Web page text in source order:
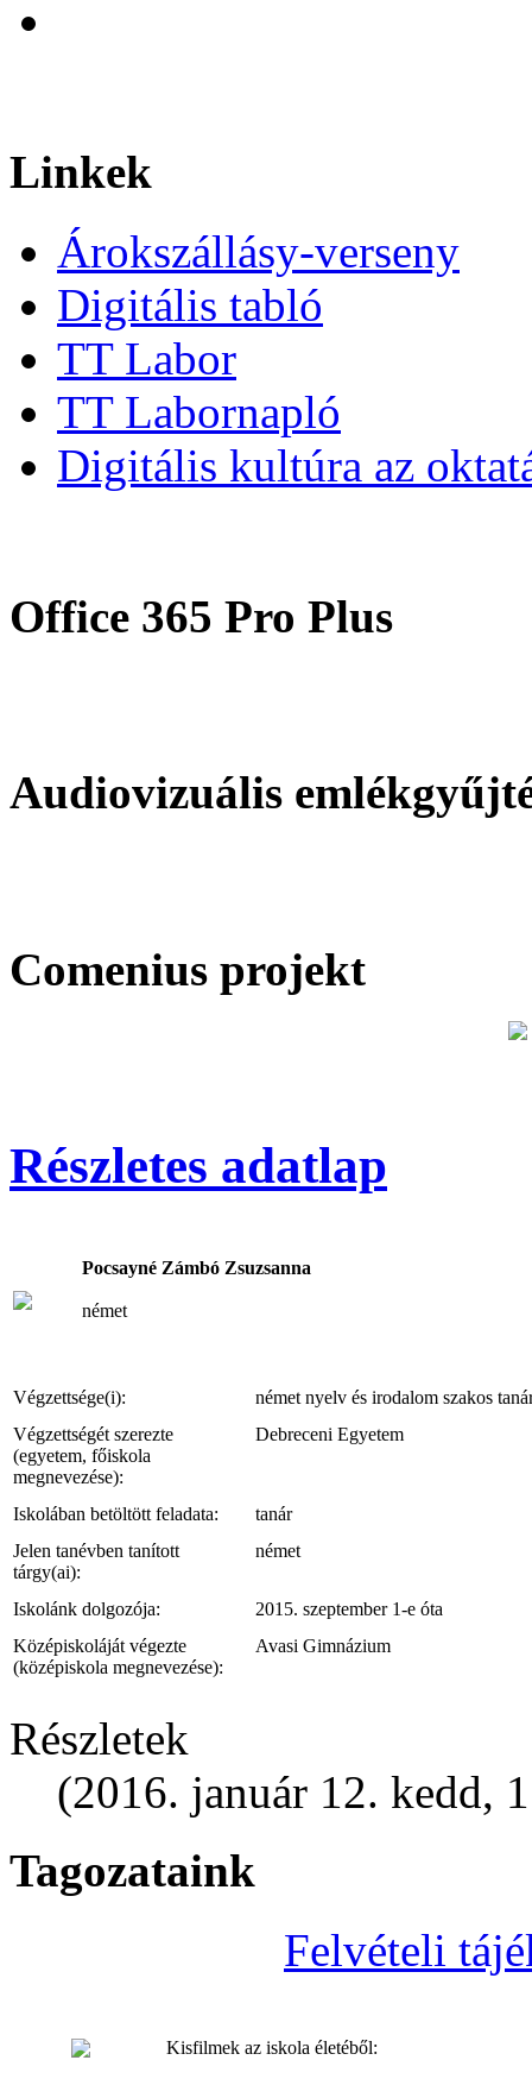
Linkek
Árokszállásy-verseny
Digitális tabló
TT Labor
TT Labornapló
Digitális kultúra az
Office 365 Pro Plus
Audiovizuális
Comenius projekt
Részletes adatlap
Pocsayné Zámbó Zsuzsanna
német
Végzettsége(i):
német nyelv és irodalom szakos
Végzettségét szerezte
(egyetem, főiskola
megnevezése):
Debreceni Egyetem
Iskolában betöltött feladata:
tanár
Jelen tanévben tanított
tárgy(ai):
német
Iskolánk dolgozója:
2015. szeptember 1-e óta
Középiskoláját végezte
(középiskola megnevezése):
Avasi Gimnázium
Részletek
(2016. január 12. kedd,
Tagozataink
Felvételi
Kisfilmek az iskola életéből: